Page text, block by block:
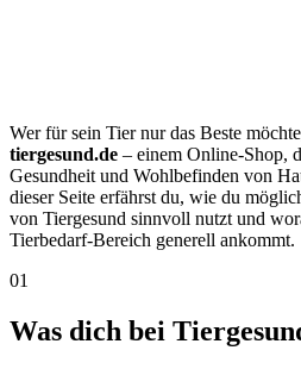
Wer für sein Tier nur das Beste
tiergesund.de – einem Online-Shop,
Gesundheit und Wohlbefinden von
dieser Seite erfährst du, wie du
von Tiergesund sinnvoll nutzt und
Tierbedarf-Bereich generell ankommt.
01
Was dich bei